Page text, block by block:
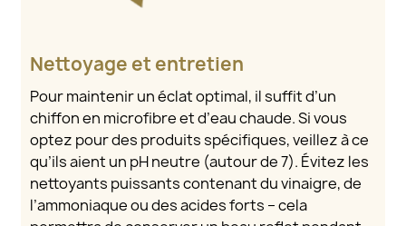
Nettoyage et entretien
Pour maintenir un éclat optimal, il suffit d’un
chiffon en microfibre et d’eau chaude. Si vous
optez pour des produits spécifiques, veillez à ce
qu’ils aient un pH neutre (autour de 7). Évitez les
nettoyants puissants contenant du vinaigre, de
l’ammoniaque ou des acides forts – cela